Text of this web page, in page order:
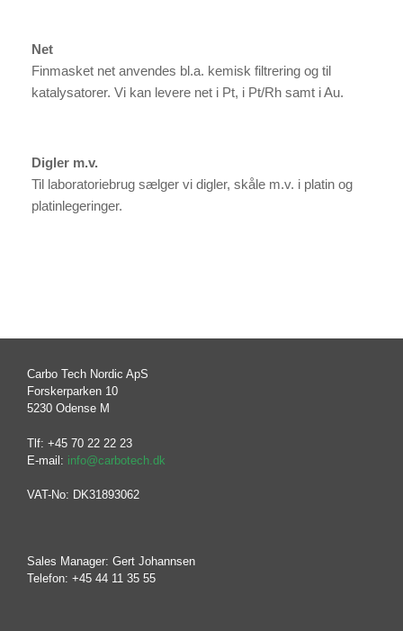
Net
Finmasket net anvendes bl.a. kemisk filtrering og til
katalysatorer. Vi kan levere net i Pt, i Pt/Rh samt i Au.
Digler m.v.
Til laboratoriebrug sælger vi digler, skåle m.v. i platin og
platinlegeringer.
Carbo Tech Nordic ApS
Forskerparken 10
5230 Odense M
Tlf: +45 70 22 22 23
E-mail: info@carbotech.dk
VAT-No: DK31893062
Sales Manager: Gert Johannsen
Telefon: +45 44 11 35 55